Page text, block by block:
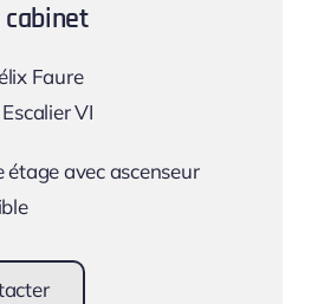
cabinet
Faure
VI
étage avec ascenseur